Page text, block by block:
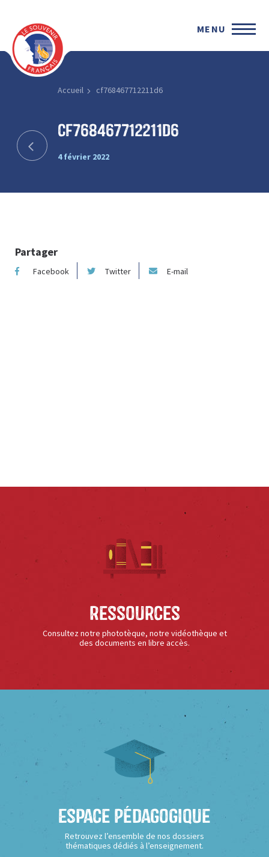
MENU
Accueil cf768467712211d6
cf768467712211d6
4 février 2022
Partager
Facebook Twitter E-mail
Ressources
Consultez notre phototèque, notre vidéothèque et
des documents en libre accès.
Espace Pédagogique
Retrouvez l’ensemble de nos dossiers
thématiques dédiés à l’enseignement.